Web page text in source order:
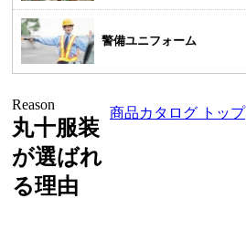
警備ユニフォーム
商品カタログ トップ
Reason
丸十服装
が選ばれ
る理由